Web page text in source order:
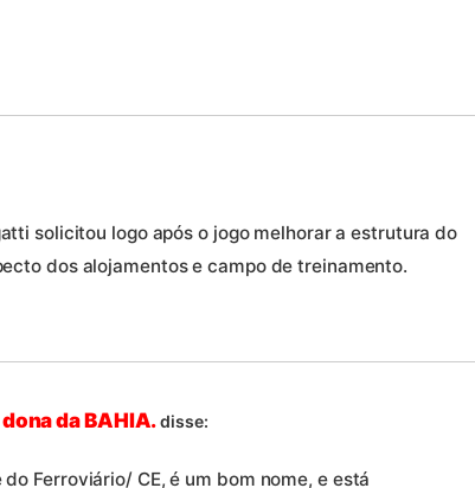
solicitou logo após o jogo melhorar a estrutura do
dos alojamentos e campo de treinamento.
da BAHIA.disse:
Ferroviário/ CE, é um bom nome, e está